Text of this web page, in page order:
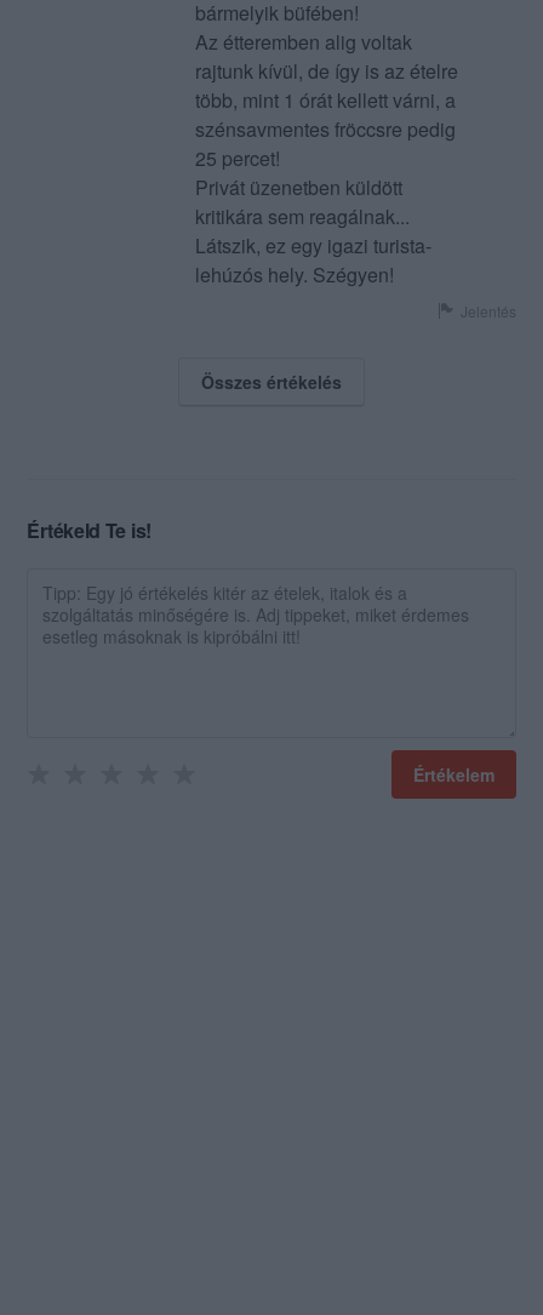
bármelyik büfében!
Az étteremben alig voltak
rajtunk kívül, de így is az ételre
több, mint 1 órát kellett várni, a
szénsavmentes fröccsre pedig
25 percet!
Privát üzenetben küldött
kritikára sem reagálnak...
Látszik, ez egy igazi turista-
lehúzós hely. Szégyen!
Jelentés
Összes értékelés
Értékeld Te is!
Értékelem